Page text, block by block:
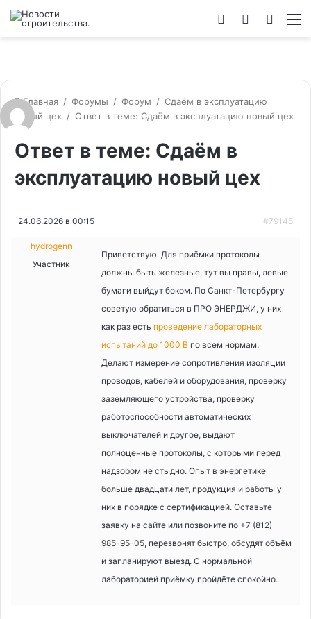
Switch
Войти
Главная / Форумы / Форум / Сдаём в эксплуатацию
новый цех / Ответ в теме: Сдаём в эксплуатацию новый цех
Ответ в теме: Сдаём в
эксплуатацию новый цех
24.06.2026 в 00:15 #79145
hydrogenn
Участник
Приветствую. Для приёмки протоколы
должны быть железные, тут вы правы, левые
бумаги выйдут боком. По Санкт-Петербургу
советую обратиться в ПРО ЭНЕРДЖИ, у них
как раз есть проведение лабораторных
испытаний до 1000 В по всем нормам.
Делают измерение сопротивления изоляции
проводов, кабелей и оборудования, проверку
заземляющего устройства, проверку
работоспособности автоматических
выключателей и другое, выдают
полноценные протоколы, с которыми перед
надзором не стыдно. Опыт в энергетике
больше двадцати лет, продукция и работы у
них в порядке с сертификацией. Оставьте
заявку на сайте или позвоните по +7 (812)
985-95-05, перезвонят быстро, обсудят объём
и запланируют выезд. С нормальной
лабораторией приёмку пройдёте спокойно.